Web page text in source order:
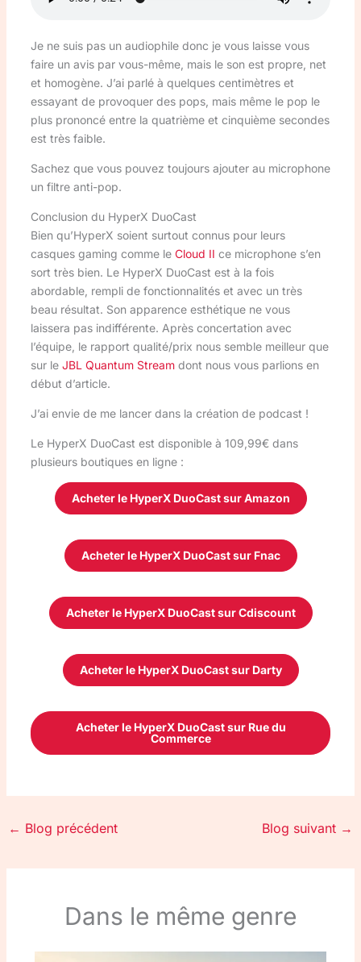
Je ne suis pas un audiophile donc je vous laisse vous
faire un avis par vous-même, mais le son est propre, net
et homogène. J’ai parlé à quelques centimètres et
essayant de provoquer des pops, mais même le pop le
plus prononcé entre la quatrième et cinquième secondes
est très faible.
Sachez que vous pouvez toujours ajouter au microphone
un filtre anti-pop.
Conclusion du HyperX DuoCast
Bien qu’HyperX soient surtout connus pour leurs
casques gaming comme le Cloud II ce microphone s’en
sort très bien. Le HyperX DuoCast est à la fois
abordable, rempli de fonctionnalités et avec un très
beau résultat. Son apparence esthétique ne vous
laissera pas indifférente. Après concertation avec
l’équipe, le rapport qualité/prix nous semble meilleur que
sur le JBL Quantum Streamdont nous vous parlions en
début d’article.
J’ai envie de me lancer dans la création de podcast !
Le HyperX DuoCast est disponible à 109,99€ dans
plusieurs boutiques en ligne :
Acheter le HyperX DuoCast sur Amazon
Acheter le HyperX DuoCast sur Fnac
Acheter le HyperX DuoCast sur Cdiscount
Acheter le HyperX DuoCast sur Darty
Acheter le HyperX DuoCast sur Rue du
Commerce
← Blog précédent Blog suivant →
Dans le même genre